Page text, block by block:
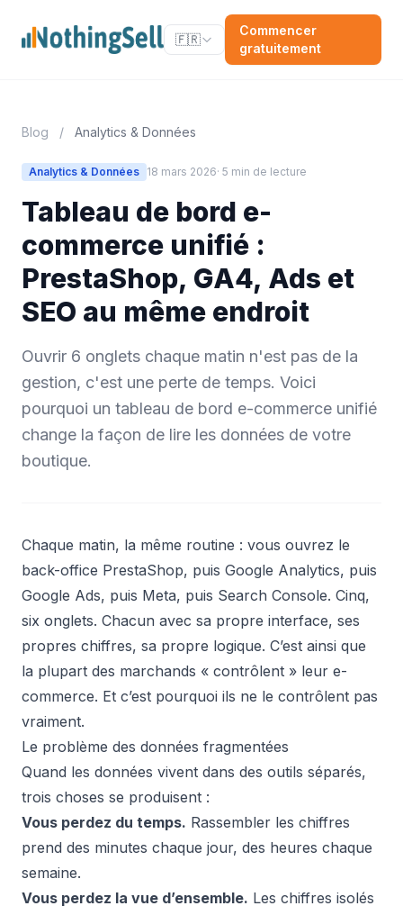
🇫🇷
Commencer
gratuitement
Blog / Analytics & Données
Analytics & Données 18 mars 2026· 5 min de lecture
Tableau de bord e-
commerce unifié :
PrestaShop, GA4, Ads et
SEO au même endroit
Ouvrir 6 onglets chaque matin n'est pas de la
gestion, c'est une perte de temps. Voici
pourquoi un tableau de bord e-commerce unifié
change la façon de lire les données de votre
boutique.
Chaque matin, la même routine : vous ouvrez le
back-office PrestaShop, puis Google Analytics, puis
Google Ads, puis Meta, puis Search Console. Cinq,
six onglets. Chacun avec sa propre interface, ses
propres chiffres, sa propre logique. C’est ainsi que
la plupart des marchands « contrôlent » leur e-
commerce. Et c’est pourquoi ils ne le contrôlent pas
vraiment.
Le problème des données fragmentées
Quand les données vivent dans des outils séparés,
trois choses se produisent :
Vous perdez du temps. Rassembler les chiffres
prend des minutes chaque jour, des heures chaque
semaine.
Vous perdez la vue d’ensemble. Les chiffres isolés